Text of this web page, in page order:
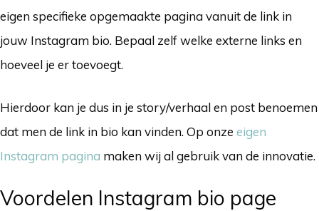
eigen specifieke opgemaakte pagina vanuit de link in
jouw Instagram bio. Bepaal zelf welke externe links en
hoeveel je er toevoegt.
Hierdoor kan je dus in je story/verhaal en post benoemen
dat men de link in bio kan vinden. Op onze eigen
Instagram pagina maken wij al gebruik van de innovatie.
Voordelen Instagram bio page